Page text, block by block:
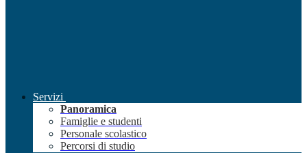
Servizi
Panoramica
Famiglie e studenti
Personale scolastico
Percorsi di studio